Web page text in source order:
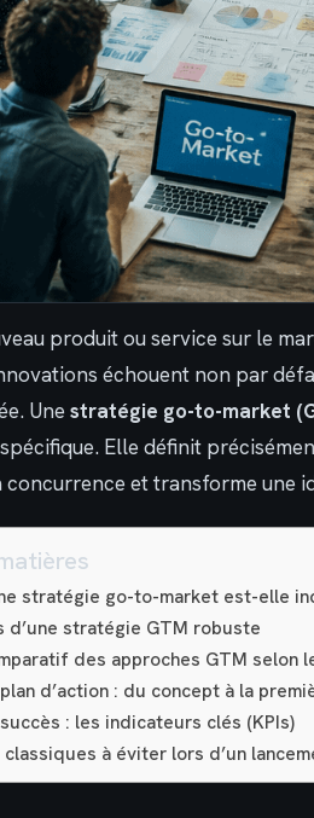
produit ou service sur le
échouent non par
Une stratégie go-to-market
Elle définit
concurrence et transforme une
stratégie go-to-market est-elle
d’une stratégie GTM robuste
des approches GTM selon
d’action : du concept à la
: les indicateurs clés (KPIs)
à éviter lors d’un